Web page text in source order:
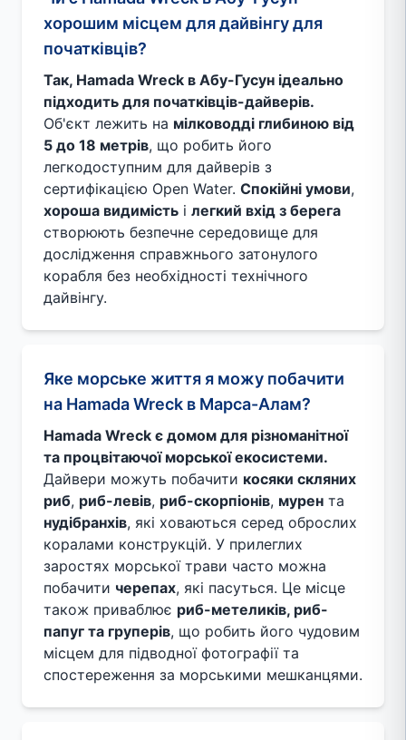
хорошим місцем для дайвінгу для
початківців?
Так, Hamada Wreck в Абу-Гусун ідеально
підходить для початківців-дайверів.
Об'єкт лежить на мілководді глибиною від
5 до 18 метрів, що робить його
легкодоступним для дайверів з
сертифікацією Open Water. Спокійні умови,
хороша видимість і легкий вхід з берега
створюють безпечне середовище для
дослідження справжнього затонулого
корабля без необхідності технічного
дайвінгу.
Яке морське життя я можу побачити
на Hamada Wreck в Марса-Алам?
Hamada Wreck є домом для різноманітної
та процвітаючої морської екосистеми.
Дайвери можуть побачити косяки скляних
риб, риб-левів, риб-скорпіонів, мурен та
нудібранхів, які ховаються серед оброслих
коралами конструкцій. У прилеглих
заростях морської трави часто можна
побачити черепах, які пасуться. Це місце
також приваблює риб-метеликів, риб-
папуг та груперів, що робить його чудовим
місцем для підводної фотографії та
спостереження за морськими мешканцями.